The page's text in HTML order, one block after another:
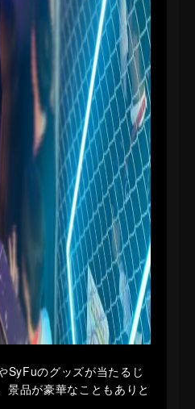
SyFuのグッズが当たるじ
景品が豪華なこともありと